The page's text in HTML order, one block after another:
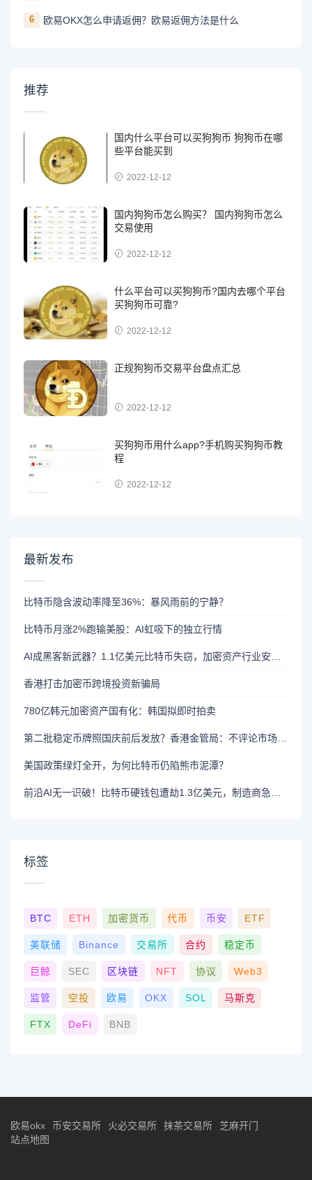
6 欧易OKX怎么申请返佣？欧易返佣方法是什么
推荐
国内什么平台可以买狗狗币 狗狗币在哪
些平台能买到
2022-12-12
国内狗狗币怎么购买？ 国内狗狗币怎么
交易使用
2022-12-12
什么平台可以买狗狗币?国内去哪个平台
买狗狗币可靠?
2022-12-12
正规狗狗币交易平台盘点汇总
2022-12-12
买狗狗币用什么app?手机购买狗狗币教
程
2022-12-12
最新发布
比特币隐含波动率降至36%：暴风雨前的宁静？
比特币月涨2%跑输美股：AI虹吸下的独立行情
香港打击加密币跨境投资新骗局
780亿韩元加密资产国有化：韩国拟即时拍卖
美国政策绿灯全开，为何比特币仍陷熊市泥潭？
标签
BTC ETH 加密货币 代币 币安 ETF
美联储 Binance 交易所 合约 稳定币
巨鲸 SEC 区块链 NFT 协议 Web3
监管 空投 欧易 OKX SOL 马斯克
FTX DeFi BNB
欧易okx 币安交易所 火必交易所 抹茶交易所
芝麻开门
站点地图